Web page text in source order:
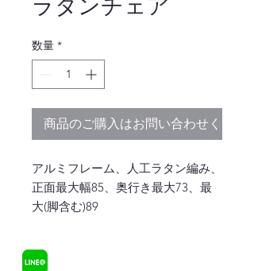
ラタンチェア
数量 *
商品のご購入はお問い合わせください
アルミフレーム、人工ラタン編み、
正面最大幅85、奥行き最大73、最
大(脚含む)89